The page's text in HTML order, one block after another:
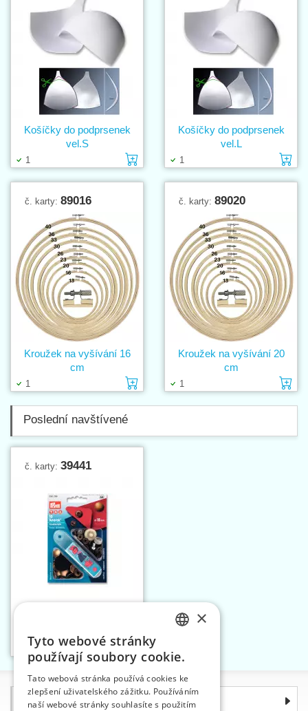
1 Vložit do košíku
Košíčky do podprsenek
vel.S
1
Košíčky do podprsenek
vel.L
č. karty: 89016
1 Vložit do košíku
Kroužek na vyšívání 16
cm
č. karty: 89020
1
Kroužek na vyšívání 20
cm
Poslední navštívené
č. karty: 39441
Vložit do košíku
Informace
ENGLISH
×
Tyto webové stránky
používají soubory cookie.
Tato webová stránka používá cookies ke
zlepšení uživatelského zážitku. Používáním
naší webové stránky souhlasíte s použitím